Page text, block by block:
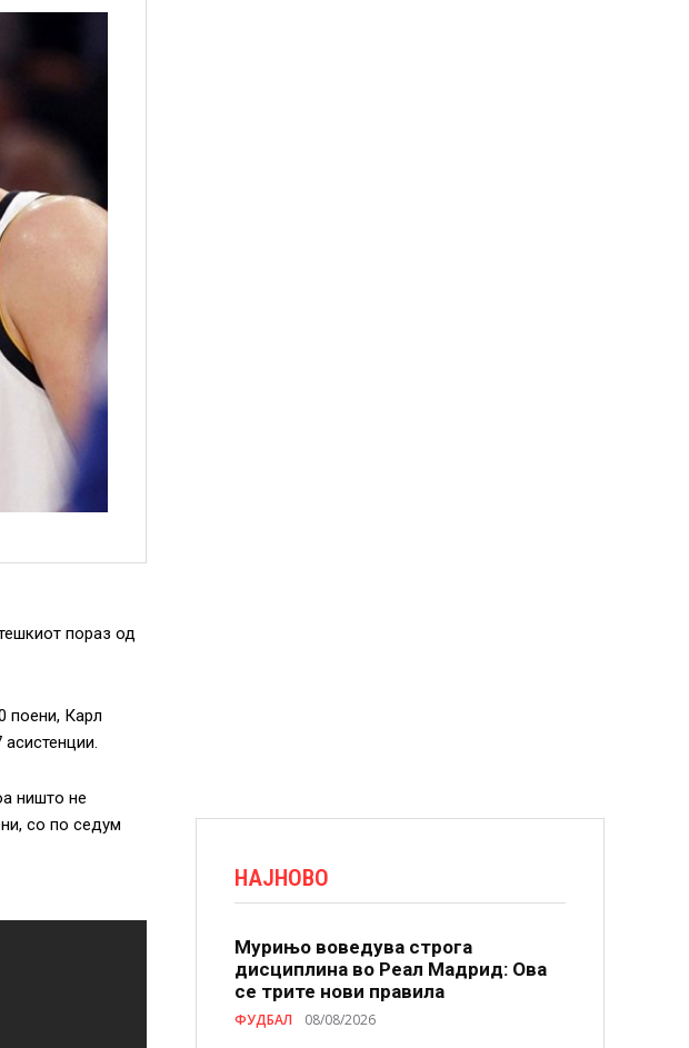
пораз од
поени, Карл
ништо не
со по седум
НАЈНОВО
Мурињо воведува строга
дисциплина во Реал Мадрид: Ова
се трите нови правила
ФУДБАЛ 08/08/2026